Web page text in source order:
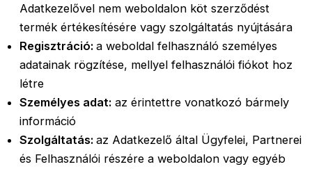
Adatkezelővel nem weboldalon köt szerződést
termék értékesítésére vagy szolgáltatás nyújtására
Regisztráció: a weboldal felhasználó személyes
adatainak rögzítése, mellyel felhasználói fiókot hoz
létre
Személyes adat: az érintettre vonatkozó bármely
információ
Szolgáltatás: az Adatkezelő által Ügyfelei, Partnerei
és Felhasználói részére a weboldalon vagy egyéb